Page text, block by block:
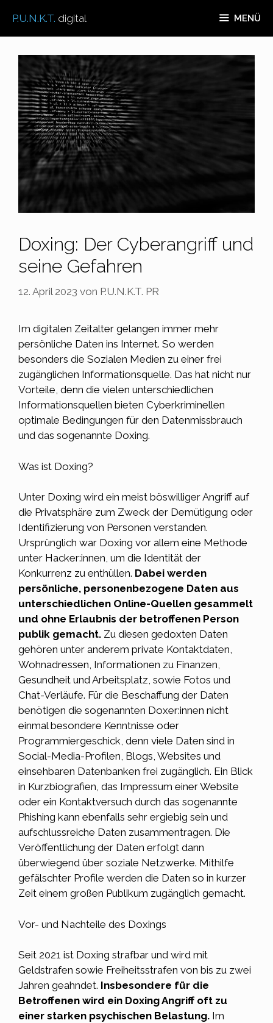
Inhalt
springen
P.U.N.K.T. digital MENÜ
Doxing: Der Cyberangriff und
seine Gefahren
12. April 2023 von P.U.N.K.T. PR
Im digitalen Zeitalter gelangen immer mehr
persönliche Daten ins Internet. So werden
besonders die Sozialen Medien zu einer frei
zugänglichen Informationsquelle. Das hat nicht nur
Vorteile, denn die vielen unterschiedlichen
Informationsquellen bieten Cyberkriminellen
optimale Bedingungen für den Datenmissbrauch
und das sogenannte Doxing.
Was ist Doxing?
Unter Doxing wird ein meist böswilliger Angriff auf
die Privatsphäre zum Zweck der Demütigung oder
Identifizierung von Personen verstanden.
Ursprünglich war Doxing vor allem eine Methode
unter Hacker:innen, um die Identität der
Konkurrenz zu enthüllen. Dabei werden
persönliche, personenbezogene Daten aus
unterschiedlichen Online-Quellen gesammelt
und ohne Erlaubnis der betroffenen Person
publik gemacht. Zu diesen gedoxten Daten
gehören unter anderem private Kontaktdaten,
Wohnadressen, Informationen zu Finanzen,
Gesundheit und Arbeitsplatz, sowie Fotos und
Chat-Verläufe. Für die Beschaffung der Daten
benötigen die sogenannten Doxer:innen nicht
einmal besondere Kenntnisse oder
Programmiergeschick, denn viele Daten sind in
Social-Media-Profilen, Blogs, Websites und
einsehbaren Datenbanken frei zugänglich. Ein Blick
in Kurzbiografien, das Impressum einer Website
oder ein Kontaktversuch durch das sogenannte
Phishing kann ebenfalls sehr ergiebig sein und
aufschlussreiche Daten zusammentragen. Die
Veröffentlichung der Daten erfolgt dann
überwiegend über soziale Netzwerke. Mithilfe
gefälschter Profile werden die Daten so in kurzer
Zeit einem großen Publikum zugänglich gemacht.
Vor- und Nachteile des Doxings
Seit 2021 ist Doxing strafbar und wird mit
Geldstrafen sowie Freiheitsstrafen von bis zu zwei
Jahren geahndet. Insbesondere für die
Betroffenen wird ein Doxing Angriff oft zu
einer starken psychischen Belastung. Im